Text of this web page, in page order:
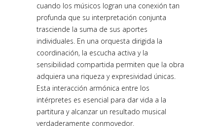
cuando los músicos logran una conexión tan
profunda que su interpretación conjunta
trasciende la suma de sus aportes
individuales. En una orquesta dirigida la
coordinación, la escucha activa y la
sensibilidad compartida permiten que la obra
adquiera una riqueza y expresividad únicas.
Esta interacción armónica entre los
intérpretes es esencial para dar vida a la
partitura y alcanzar un resultado musical
verdaderamente conmovedor.